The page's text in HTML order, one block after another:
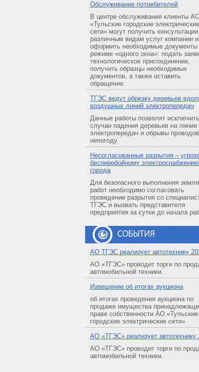
Обслуживание потребителей
В центре обслуживания клиенты
«Тульские городские электрические
сети» могут получить
различным видам услуг компании и
оформить необходимые документы
режиме «одного окна»: подать
технологическое присоединение,
получить образцы необходимых
документов, а также оставить
обращение.
ТГЭС ведут обрезку деревьев
воздушных линий электропередач
Данные работы позволят исключить
случаи падения деревьев на линии
электропередач и обрывы
непогоду
Несогласованные разрытия –
бесперебойному электроснабжению
города
Для безопасного выполнения
работ необходимо согласовать
проведение разрытия со
ТГЭС и вызвать представителя
предприятия за сутки до начала
СОБЫТИЯ
АO ТГЭС реализует автотехнику
АО «ТГЭС» проводит торги по
автомобильной техники.
Извещение об итогах аукциона
об итогах проведения аукциона по
продаже имущества
праве собственности АО «Тульские
городские электрические сети»
АO «ТГЭС» реализует автотехнику
АО «ТГЭС» проводит торги по
автомобильной техники.